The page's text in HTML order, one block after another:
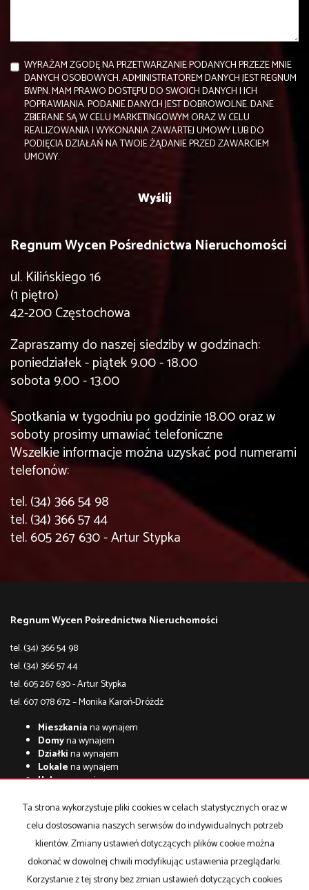
WYRAŻAM ZGODĘ NA PRZETWARZANIE PODANYCH PRZEZE MNIE
DANYCH OSOBOWYCH. ADMINISTRATOREM DANYCH JEST REGNUM
BWPN. MAM PRAWO DOSTĘPU DO SWOICH DANYCH I ICH
POPRAWIANIA. PODANIE DANYCH JEST DOBROWOLNE. DANE
ZBIERANE SĄ W CELU MARKETINGOWYM ORAZ W CELU
REALIZOWANIA I WYKONANIA ZAWARTEJ UMOWY LUB DO
PODJĘCIA DZIAŁAŃ NA TWOJE ŻĄDANIE PRZED ZAWARCIEM
UMOWY.
Regnum Wycen Pośrednictwa Nieruchomości
ul. Kilińskiego 16
(1 piętro)
42-200 Częstochowa
Zapraszamy do naszej siedziby w godzinach:
poniedziałek - piątek 9.00 - 18.00
sobota 9.00 - 13.00
Spotkania w tygodniu po godzinie 18.00 oraz w
soboty prosimy umawiać telefoniczne
Wszelkie informacje można uzyskać pod numerami
telefonów:
tel. (34) 366 54 98
tel. (34) 366 57 44
tel. 605 267 630 - Artur Stypka
Regnum Wycen Pośrednictwa Nieruchomości
tel. (34) 366 54 98
tel. (34) 366 57 44
tel. 605 267 630 - Artur Stypka
tel. 607 078 672 – Monika Karoń-Dróżdż
Mieszkaniana wynajem
Domyna wynajem
Działkina wynajem
Lokalena wynajem
Halena wynajem
Mieszkania
na sprzedaż
Domyna sprzedaż
Działkina sprzedaż
Lokalena sprzedaż
Halena sprzedaż
Obiektyna sprzedaż
Ta strona wykorzystuje pliki cookies w celach statystycznych oraz w
celu dostosowania naszych serwisów do indywidualnych potrzeb
klientów. Zmiany ustawień dotyczących plików cookie można
dokonać w dowolnej chwili modyfikując ustawienia przeglądarki.
Korzystanie z tej strony bez zmian ustawień dotyczących cookies